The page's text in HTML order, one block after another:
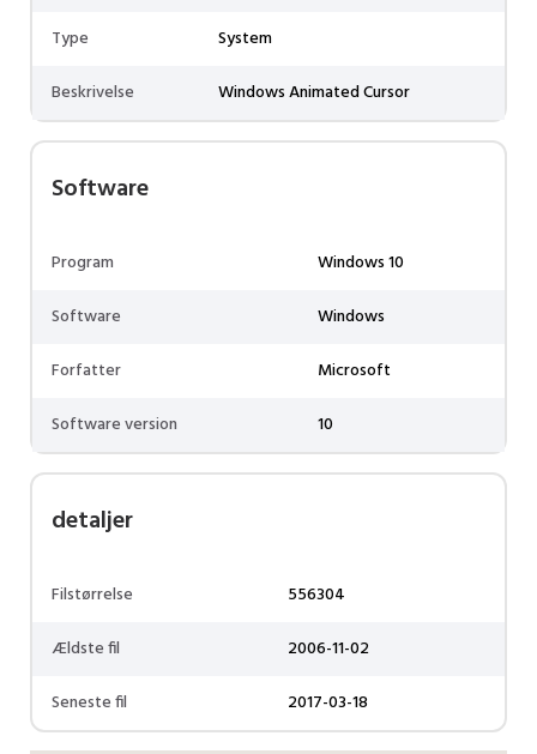
Type
System
Beskrivelse
Windows Animated Cursor
Software
Program
Windows 10
Software
Windows
Forfatter
Microsoft
Software version
10
detaljer
Filstørrelse
556304
Ældste fil
2006-11-02
Seneste fil
2017-03-18